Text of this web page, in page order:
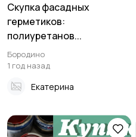
Скупка фасадных
герметиков:
полиуретанов...
Бородино
1 год назад
Екатерина